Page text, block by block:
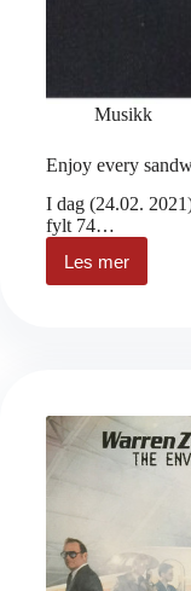
Musikk
Enjoy every
I dag (24.02.
fylt 74…
Les mer
Enjoy
every